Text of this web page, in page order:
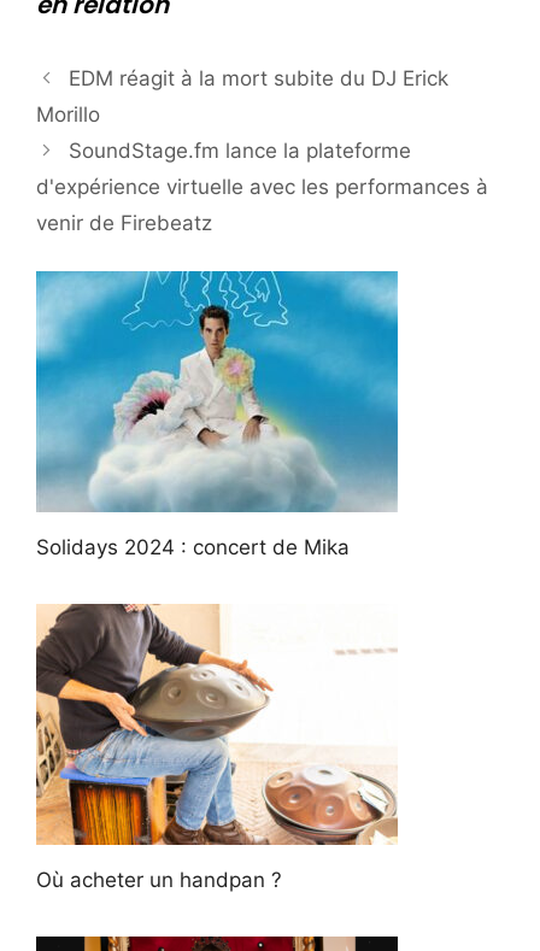
EDM réagit à la mort subite du DJ Erick
Morillo
SoundStage.fm lance la plateforme
d'expérience virtuelle avec les performances à
venir de Firebeatz
Solidays 2024 : concert de Mika
Où acheter un handpan ?